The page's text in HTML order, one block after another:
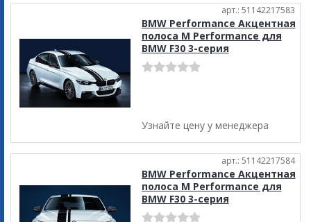
арт.: 51142217583
BMW Performance Акцентная
полоса M Performance для
BMW F30 3-серия
Узнайте цену у менеджера
арт.: 51142217584
BMW Performance Акцентная
полоса M Performance для
BMW F30 3-серия